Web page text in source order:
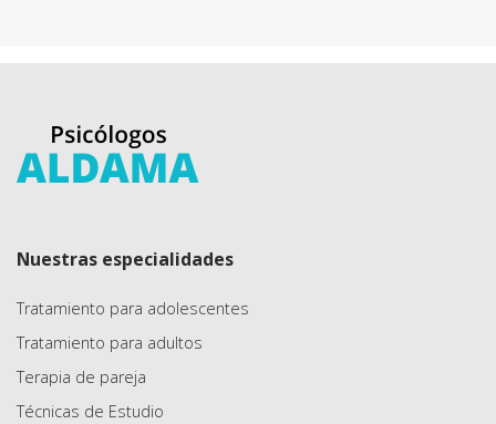
Nuestras especialidades
Tratamiento para adolescentes
Tratamiento para adultos
Terapia de pareja
Técnicas de Estudio